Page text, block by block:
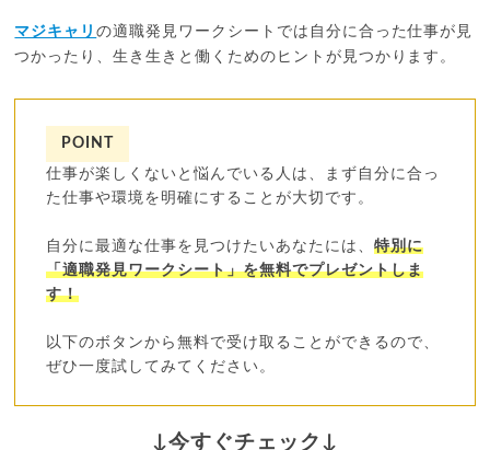
マジキャリの適職発見ワークシートでは自分に合った仕事が見
つかったり、生き生きと働くためのヒントが見つかります。
POINT
仕事が楽しくないと悩んでいる人は、まず自分に合っ
た仕事や環境を明確にすることが大切です。
自分に最適な仕事を見つけたいあなたには、 特別に
「適職発見ワークシート」を無料でプレゼントしま
す！
以下のボタンから無料で受け取ることができるので、
ぜひ一度試してみてください。
↓今すぐチェック↓